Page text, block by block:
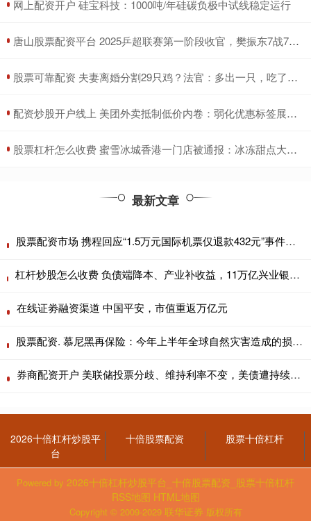
​网上配资开户 硅宝科技：1000吨/年硅碳负极中试线稳定运行
​唐山股票配资平台 2025乒超联赛第一阶段收官，樊振东7战7胜、王楚钦打出5个3：0
​股票可靠配资 夫妻离婚分割29只鸡？法官：多出一只，吃了再离
​配资炒股开户线上 美团外卖抵制低价内卷：弱化优惠标签展示、设置营销超支预警
​股票杠杆怎么收费 蜜雪冰城香港一门店被通报：冰冻甜点大肠菌群超标70%
最新文章
股票配资市场 携程回应“1.5万元国际机票仅退款432元”事件：已补偿该订单退票损失费用14727元
杠杆炒股怎么收费 负债端降本、产业补收益，11万亿兴业银行2026半年工作会把脉扩表不增收新解法
在线证劵融资渠道 中国平安，市值重返万亿元
股票配资. 慕尼黑再保险：今年上半年全球自然灾害造成的损失估计近1120亿美元
券商配资开户 美联储投票分歧、维持利率不变，美债遭持续抛售
2026十倍杠杆炒股平
台
十倍股票配资 股票十倍杠杆
Powered by 2026十倍杠杆炒股平台_十倍股票配资_股票十倍杠杆
RSS地图 HTML地图
Copyright © 2009-2029 联华证券 版权所有